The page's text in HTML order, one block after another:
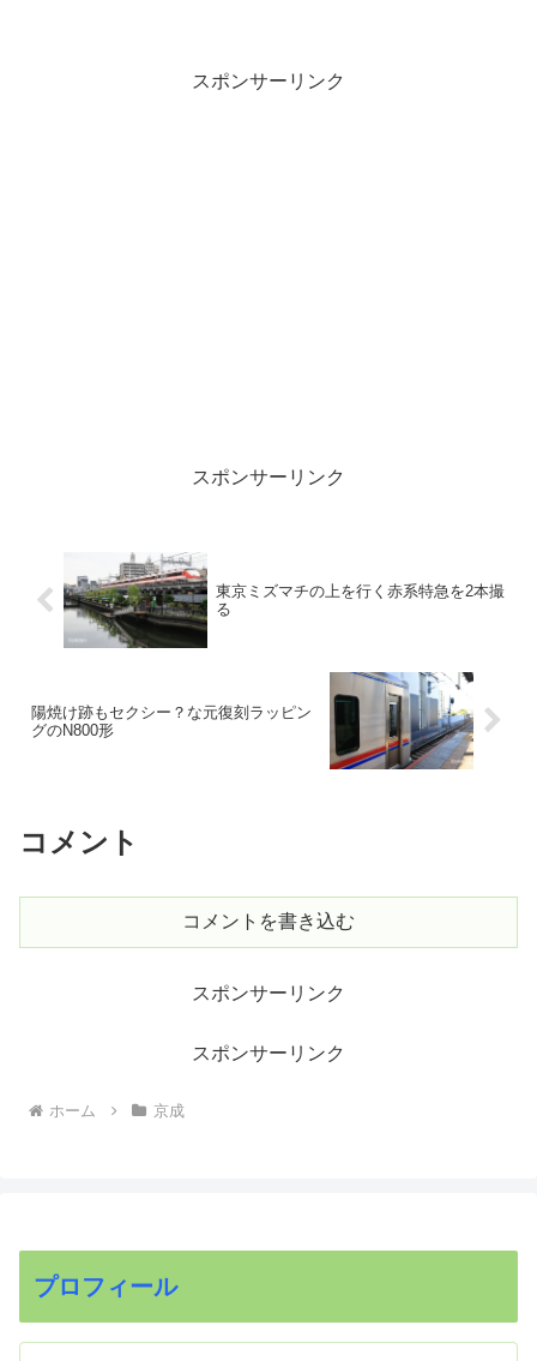
けれど・・・
スポンサーリンク
スポンサーリンク
東京ミズマチの上を行く赤系特急を2本撮
る
陽焼け跡もセクシー？な元復刻ラッピン
グのN800形
コメント
コメントを書き込む
スポンサーリンク
スポンサーリンク
ホーム 京成
プロフィール